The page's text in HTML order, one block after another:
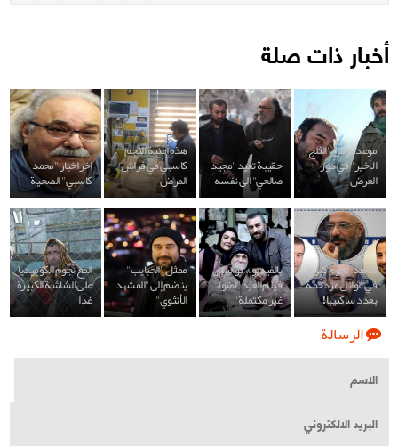
أخبار ذات صلة
موعد عرض "الثلج
الأخير" في دور
العرض
حقيبة تعيد "مجيد
صالحي" الى نفسه
هذه أمنية النجم
كاسبي في فراش
المرض
اخر اخبار "محمد
كاسبي" الصحية
شاهد: نجوم كبروا
في عوائل مزدحمة
بعدد ساكنيها!
بالفيديو.. كواليس
فيلم العيد "أضواء
غير مكتملة"
ممثل "الحبايب"
ينضم إلى "المشهد
الأنثوي"
المع نجوم الكوميديا
على الشاشة الكبيرة
غدا
الرسالة